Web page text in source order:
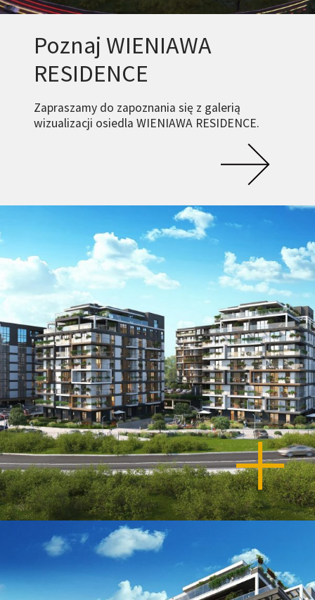
Poznaj WIENIAWA
RESIDENCE
Zapraszamy do zapoznania się z galerią
wizualizacji osiedla WIENIAWA RESIDENCE.